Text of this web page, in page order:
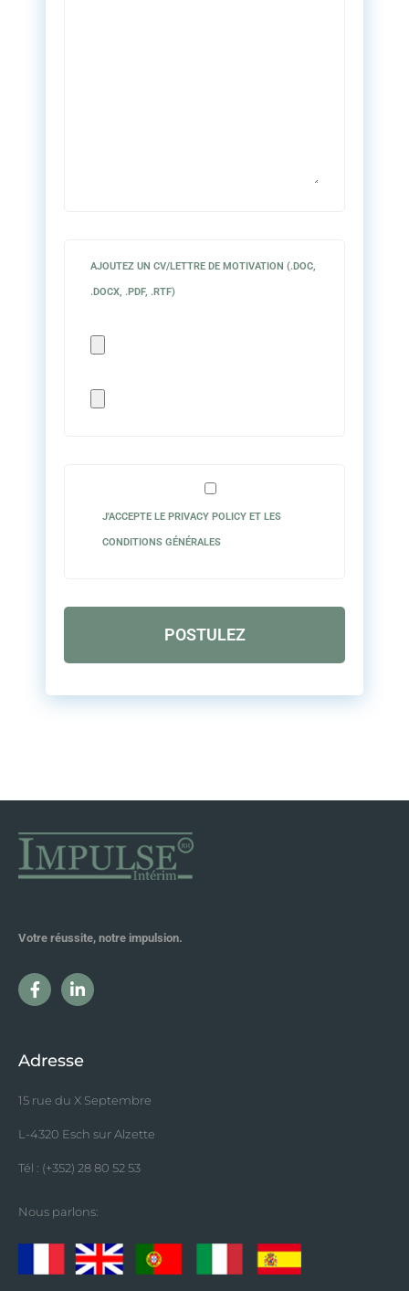
AJOUTEZ UN CV/LETTRE DE MOTIVATION (.DOC,
.DOCX, .PDF, .RTF)
J'ACCEPTE LE PRIVACY POLICY ET LES
CONDITIONS GÉNÉRALES
Votre réussite, notre impulsion.
Adresse
15 rue du X Septembre
L-4320 Esch sur Alzette
Tél : (+352) 28 80 52 53
Nous parlons: